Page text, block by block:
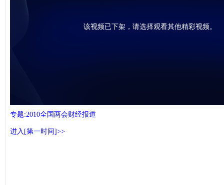
该视频已下架，请选择观看其他精彩视频。
专题:2010全国两会财经报道
进入[第一时间]>>